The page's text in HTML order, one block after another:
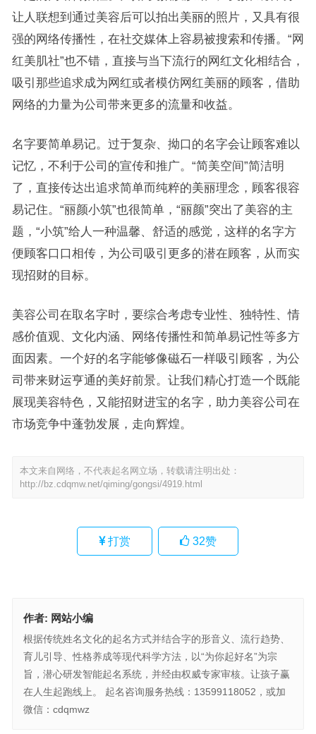
让人联想到通过美容后可以拍出美丽的照片，又具有很
强的网络传播性，在社交媒体上容易被搜索和传播。“网
红美肌社”也不错，直接与当下流行的网红文化相结合，
吸引那些追求成为网红或者模仿网红美丽的顾客，借助
网络的力量为公司带来更多的流量和收益。
名字要简单易记。过于复杂、拗口的名字会让顾客难以
记忆，不利于公司的宣传和推广。“简美空间”简洁明
了，直接传达出追求简单而纯粹的美丽理念，顾客很容
易记住。“丽颜小筑”也很简单，“丽颜”突出了美容的主
题，“小筑”给人一种温馨、舒适的感觉，这样的名字方
便顾客口口相传，为公司吸引更多的潜在顾客，从而实
现招财的目标。
美容公司在取名字时，要综合考虑专业性、独特性、情
感价值观、文化内涵、网络传播性和简单易记性等多方
面因素。一个好的名字能够像磁石一样吸引顾客，为公
司带来财运亨通的美好前景。让我们精心打造一个既能
展现美容特色，又能招财进宝的名字，助力美容公司在
市场竞争中蓬勃发展，走向辉煌。
本文来自网络，不代表起名网立场，转载请注明出处：
http://bz.cdqmw.net/qiming/gongsi/4919.html
打赏 32赞
作者: 网站小编
根据传统姓名文化的起名方式并结合字的形音义、流行趋势、
育儿引导、性格养成等现代科学方法，以“为你起好名”为宗
旨，潜心研发智能起名系统，并经由权威专家审核。让孩子赢
在人生起跑线上。 起名咨询服务热线：13599118052，或加
微信：cdqmwz